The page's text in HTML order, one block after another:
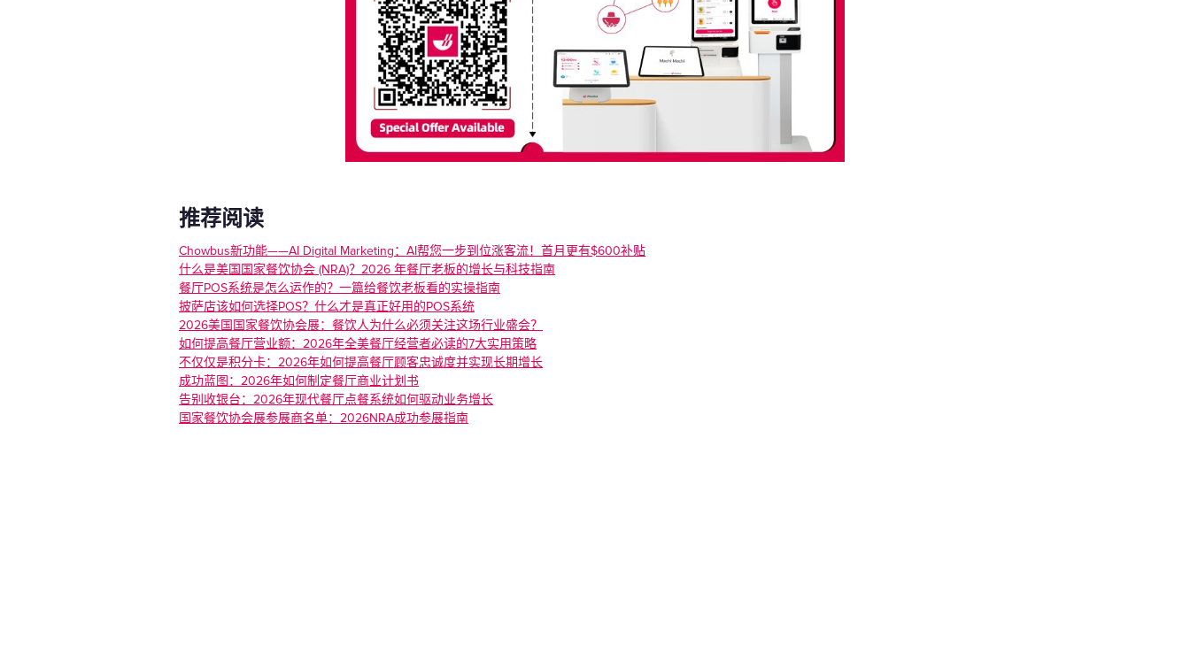
推荐阅读
Chowbus新功能——AI Digital Marketing：AI帮您一步到位涨客流！首月更有$600补贴
什么是美国国家餐饮协会 (NRA)？2026 年餐厅老板的增长与科技指南
餐厅POS系统是怎么运作的？一篇给餐饮老板看的实操指南
披萨店该如何选择POS？什么才是真正好用的POS系统
‍2026美国国家餐饮协会展：餐饮人为什么必须关注这场行业盛会？
‍如何提高餐厅营业额：2026年全美餐厅经营者必读的7大实用策略
不仅仅是积分卡：2026年如何提高餐厅顾客忠诚度并实现长期增长
‍成功蓝图：2026年如何制定餐厅商业计划书
告别收银台：2026年现代餐厅点餐系统如何驱动业务增长
‍国家餐饮协会展参展商名单：2026NRA成功参展指南